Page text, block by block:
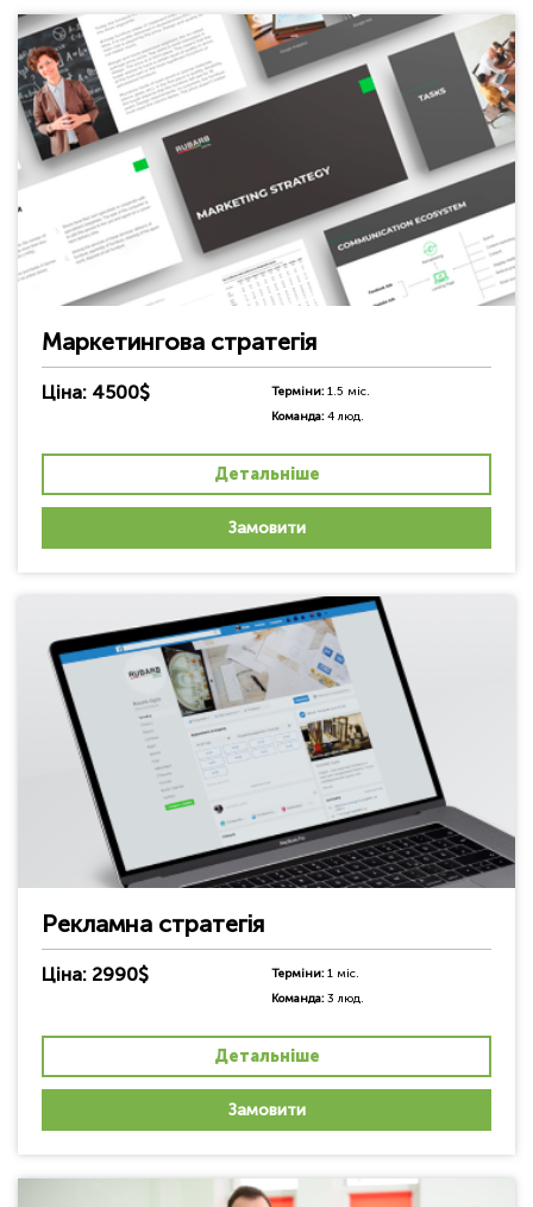
Маркетингова стратегія
Ціна: 4500$ Терміни:1.5 міс.
Команда:4 люд.
Детальніше
Замовити
Рекламна стратегія
Ціна: 2990$ Терміни:1 міс.
Команда:3 люд.
Детальніше
Замовити